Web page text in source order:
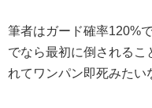
筆者はガード確率120%
でなら最初に倒されるこ
れてワンパン即死みたい